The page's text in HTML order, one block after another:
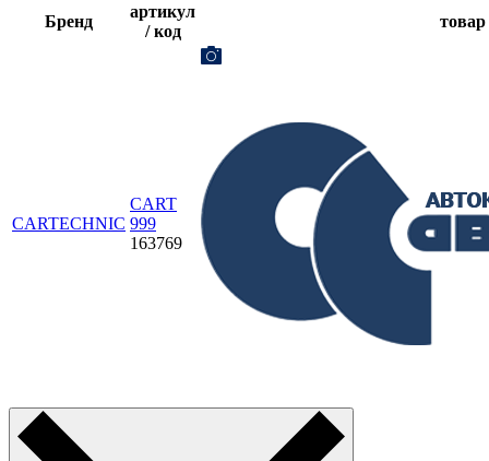
Бренд
артикул
/ код
товар
CARTECHNIC
CART
999
163769